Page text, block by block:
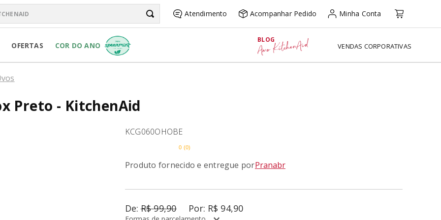
POWER
Atendimento Acompanhar Pedido Minha Conta
OFERTAS COR DO ANO
BLOG
Amo KitchenAid VENDAS CORPORATIVAS
Preto - KitchenAid
KCG060OHOBE
0 (0)
Produto fornecido e entregue porPranabr
R$ 99,90 R$ 94,90